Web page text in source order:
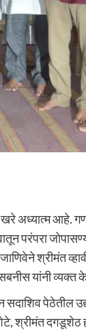
खरे अध्यात्म आहे.
परंपरा
श्रीमंत
यांनी व्यक्त
पेठेतील
श्रीमंत दगडूशेठ